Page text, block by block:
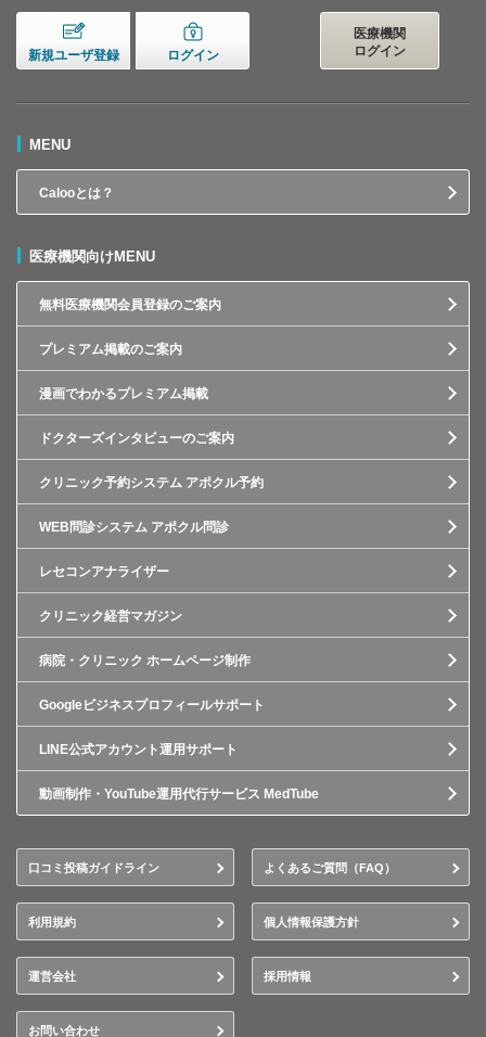
新規ユーザ登録 ログイン
医療機関
ログイン
MENU
Calooとは？
医療機関向けMENU
無料医療機関会員登録のご案内
プレミアム掲載のご案内
漫画でわかるプレミアム掲載
ドクターズインタビューのご案内
クリニック予約システム アポクル予約
WEB問診システム アポクル問診
レセコンアナライザー
クリニック経営マガジン
病院・クリニック ホームページ制作
Googleビジネスプロフィールサポート
LINE公式アカウント運用サポート
動画制作・YouTube運用代行サービス MedTube
口コミ投稿ガイドライン よくあるご質問（FAQ）
利用規約 個人情報保護方針
運営会社 採用情報
お問い合わせ